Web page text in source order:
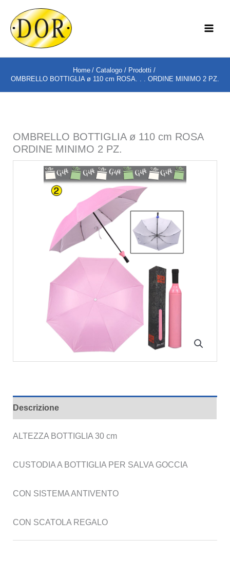
contenuto
Home Catalogo
Prodotti
OMBRELLO BOTTIGLIA ø 110 cm ROSA. . . ORDINE MINIMO 2 PZ.
OMBRELLO BOTTIGLIA ø 110 cm ROSA
ORDINE MINIMO 2 PZ.
Descrizione
ALTEZZA BOTTIGLIA 30 cm
CUSTODIA A BOTTIGLIA PER SALVA GOCCIA
CON SISTEMA ANTIVENTO
CON SCATOLA REGALO